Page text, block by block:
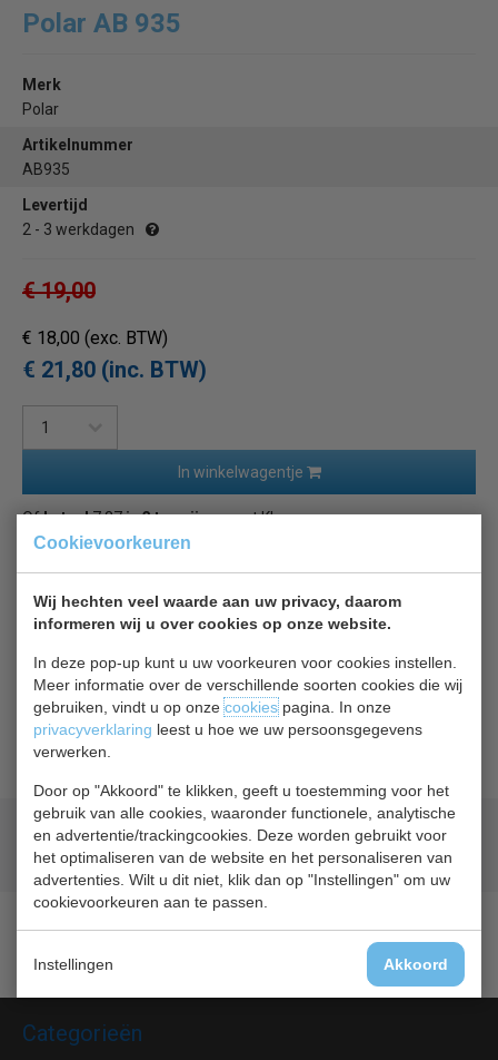
Cookievoorkeuren
Wij hechten veel waarde aan uw privacy, daarom
informeren wij u over cookies op onze website.
In deze pop-up kunt u uw voorkeuren voor cookies instellen.
Meer informatie over de verschillende soorten cookies die wij
gebruiken, vindt u op onzecookiespagina. In onze
privacyverklaring leest u hoe we uw persoonsgegevens
verwerken.
Door op "Akkoord" te klikken, geeft u toestemming voor het
gebruik van alle cookies, waaronder functionele, analytische
en advertentie/trackingcookies. Deze worden gebruikt voor
het optimaliseren van de website en het personaliseren van
advertenties. Wilt u dit niet, klik dan op "Instellingen" om uw
cookievoorkeuren aan te passen.
Instellingen Akkoord
Polar AB 935
Merk
Polar
Artikelnummer
AB935
Levertijd
2 - 3 werkdagen
€ 19,00
€ 18,00 (exc. BTW)
€ 21,80 (inc. BTW)
In winkelwagentje
Ofbetaal7,27in 3 termijnenmet Klarna
Terug naar overzicht
Beschrijving
Polar AB 935, deurdichting
Geschikt voor: GL182, GL183, GL184 & G602.
Geld terugprijsgarantie
Lage prijzen hoge service
Categorieën